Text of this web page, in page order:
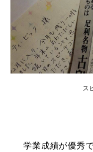
ス
学業成績が優秀